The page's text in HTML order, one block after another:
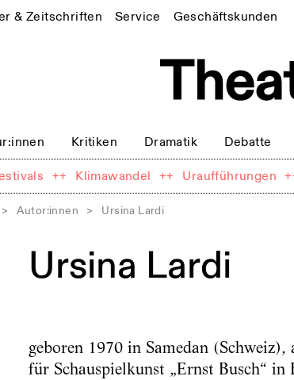
& Zeitschriften Service Geschäftskunden
Kritiken Dramatik Debatte
++ Klimawandel ++ Uraufführungen
> Autor:innen > Ursina Lardi
Ursina Lardi
geboren 1970 in Samedan
für Schauspielkunst „Ernst Busch“